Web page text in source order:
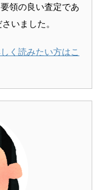
領の良い査定であ
いました。
く読みたい方はこ